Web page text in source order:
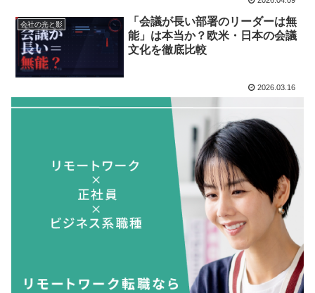
会社の光と影
「会議が長い部署のリーダーは無
能」は本当か？欧米・日本の会議
文化を徹底比較
2026.03.16